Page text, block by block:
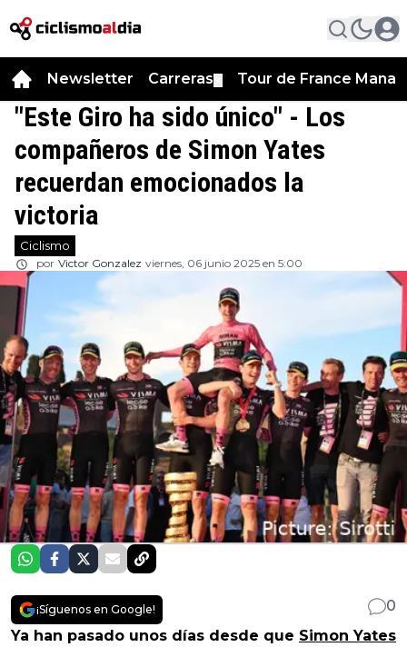
Newsletter Carreras Tour de France
"Este Giro ha sido único" - Los
compañeros de Simon Yates
recuerdan emocionados la
victoria
Ciclismo
por Victor Gonzalez viernes, 06 junio 2025 en 5:00
¡Síguenos en Google!
0
Ya han pasado unos días desde que Simon Yates